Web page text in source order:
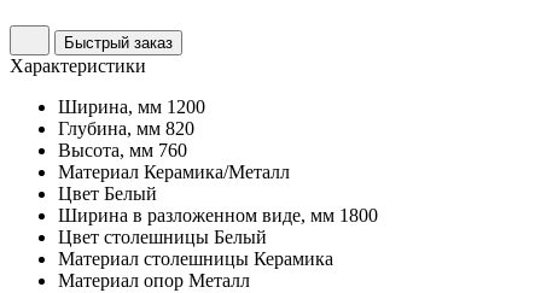
Быстрый заказ
Характеристики
Ширина, мм 1200
Глубина, мм 820
Высота, мм 760
Материал Керамика/Металл
Цвет Белый
Ширина в разложенном виде, мм 1800
Цвет столешницы Белый
Материал столешницы Керамика
Материал опор Металл